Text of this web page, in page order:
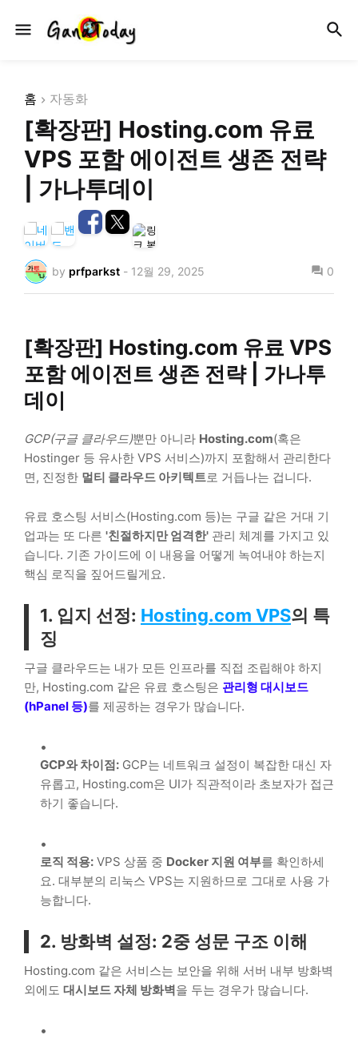
홈 자동화
[확장판] Hosting.com 유료
VPS 포함 에이전트 생존 전략
| 가나투데이
by prfparkst - 12월 29, 2025 0
[확장판] Hosting.com 유료 VPS
포함 에이전트 생존 전략 | 가나투
데이
GCP(구글 클라우드)뿐만 아니라 Hosting.com(혹은
Hostinger 등 유사한 VPS 서비스)까지 포함해서 관리한다
면, 진정한 멀티 클라우드 아키텍트로 거듭나는 겁니다.
유료 호스팅 서비스(Hosting.com 등)는 구글 같은 거대 기
업과는 또 다른 '친절하지만 엄격한' 관리 체계를 가지고 있
습니다. 기존 가이드에 이 내용을 어떻게 녹여내야 하는지
핵심 로직을 짚어드릴게요.
1. 입지 선정: Hosting.com VPS의 특
징
구글 클라우드는 내가 모든 인프라를 직접 조립해야 하지
만, Hosting.com 같은 유료 호스팅은 관리형 대시보드
(hPanel 등)를 제공하는 경우가 많습니다.
GCP와 차이점: GCP는 네트워크 설정이 복잡한 대신 자
유롭고, Hosting.com은 UI가 직관적이라 초보자가 접근
하기 좋습니다.
로직 적용: VPS 상품 중 Docker 지원 여부를 확인하세
요. 대부분의 리눅스 VPS는 지원하므로 그대로 사용 가
능합니다.
2. 방화벽 설정: 2중 성문 구조 이해
Hosting.com 같은 서비스는 보안을 위해 서버 내부 방화벽
외에도 대시보드 자체 방화벽을 두는 경우가 많습니다.